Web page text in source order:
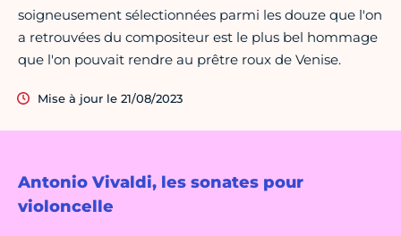
Antonio Vivaldi, les sonates pour
violoncelle
soigneusement sélectionnées parmi les douze que l'on
a retrouvées du compositeur est le plus bel hommage
que l'on pouvait rendre au prêtre roux de Venise.
Mise à jour le 21/08/2023